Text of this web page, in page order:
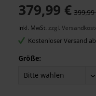
379,99 €
inkl. MwSt. zzgl.
Kostenloser Versand
Größe: